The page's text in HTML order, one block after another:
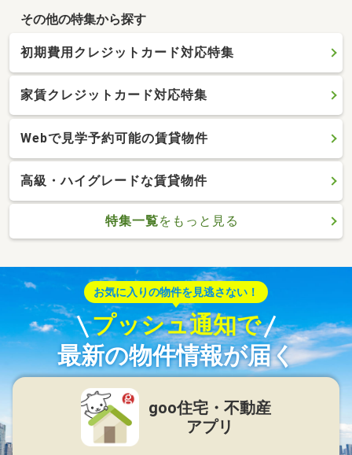
その他の特集から探す
初期費用クレジットカード対応特集
家賃クレジットカード対応特集
Webで見学予約可能の賃貸物件
高級・ハイグレードな賃貸物件
特集一覧をもっと見る
お気に入りの物件を見逃さない！
プッシュ通知で
最新の物件情報が届く
goo住宅・不動産
アプリ